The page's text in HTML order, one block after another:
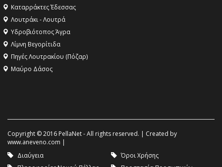
Καταρράκτες Έδεσσας
Λουτράκι - Λουτρά
Υδροβιότοπος Άγρα
Λίμνη Βεγορίτιδα
Πηγές Λουτρακίου (Πόζαρ)
Μαύρο Δάσος
Copyright © 2016 PellaNet - All rights reserved. | Created by
www.aneveno.com |
Διαύγεια
Όροι Χρήσης